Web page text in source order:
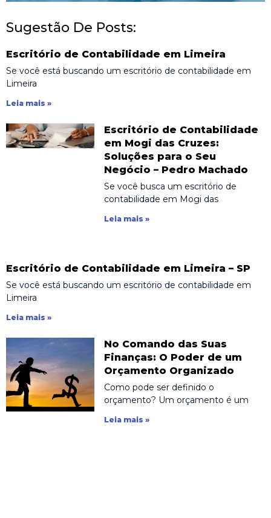
Sugestão De Posts:
Escritório de Contabilidade em Limeira
Se você está buscando um escritório de contabilidade em
Limeira
Leia mais »
Escritório de Contabilidade
em Mogi das Cruzes:
Soluções para o Seu
Negócio – Pedro Machado
Se você busca um escritório de
contabilidade em Mogi das
Leia mais »
Escritório de Contabilidade em Limeira – SP
Se você está buscando um escritório de contabilidade em
Limeira
Leia mais »
No Comando das Suas
Finanças: O Poder de um
Orçamento Organizado
Como pode ser definido o
orçamento? Um orçamento é um
Leia mais »